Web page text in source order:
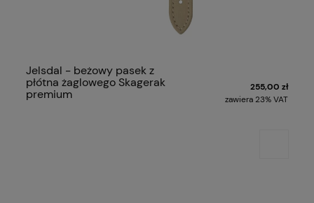
Jelsdal - beżowy pasek z
płótna żaglowego Skagerak
premium
255,00 zł
zawiera 23% VAT